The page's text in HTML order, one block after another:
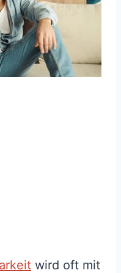
wird oft mit